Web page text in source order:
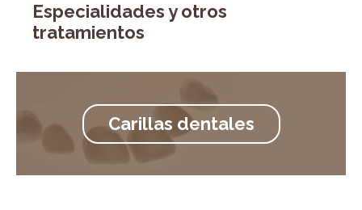
Especialidades y otros
tratamientos
Carillas dentales